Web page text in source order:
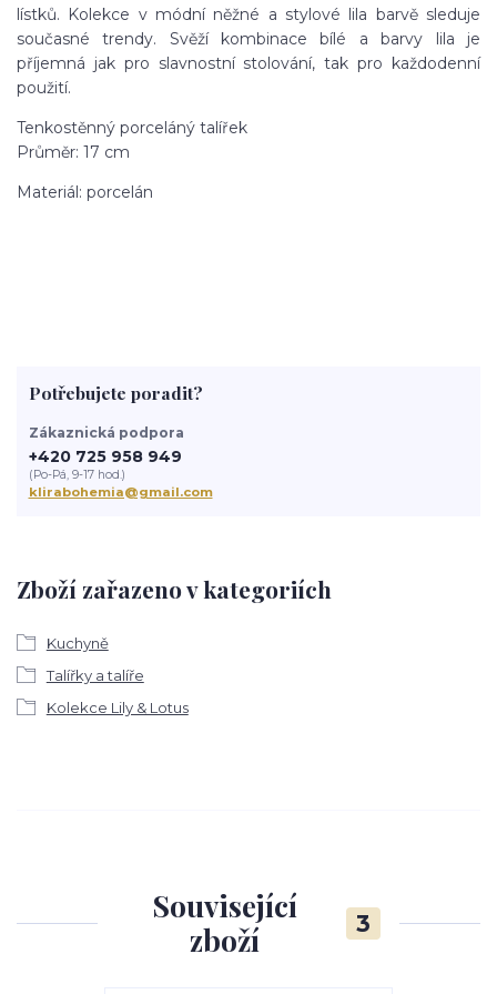
lístků. Kolekce v módní něžné a stylové lila barvě sleduje
současné trendy. Svěží kombinace bílé a barvy lila je
příjemná jak pro slavnostní stolování, tak pro každodenní
použití.
Tenkostěnný porceláný talířek
Průměr: 17 cm
Materiál: porcelán
Zboží zařazeno v kategoriích
Kuchyně
Talířky a talíře
Kolekce Lily & Lotus
Potřebujete poradit?
Zákaznická podpora
+420 725 958 949
(Po-Pá, 9-17 hod.)
klirabohemia@gmail.com
Související
zboží
3